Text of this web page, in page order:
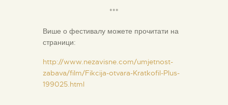
***
Више о фестивалу можете прочитати на
страници:
http://www.nezavisne.com/umjetnost-
zabava/film/Fikcija-otvara-Kratkofil-Plus-
199025.html